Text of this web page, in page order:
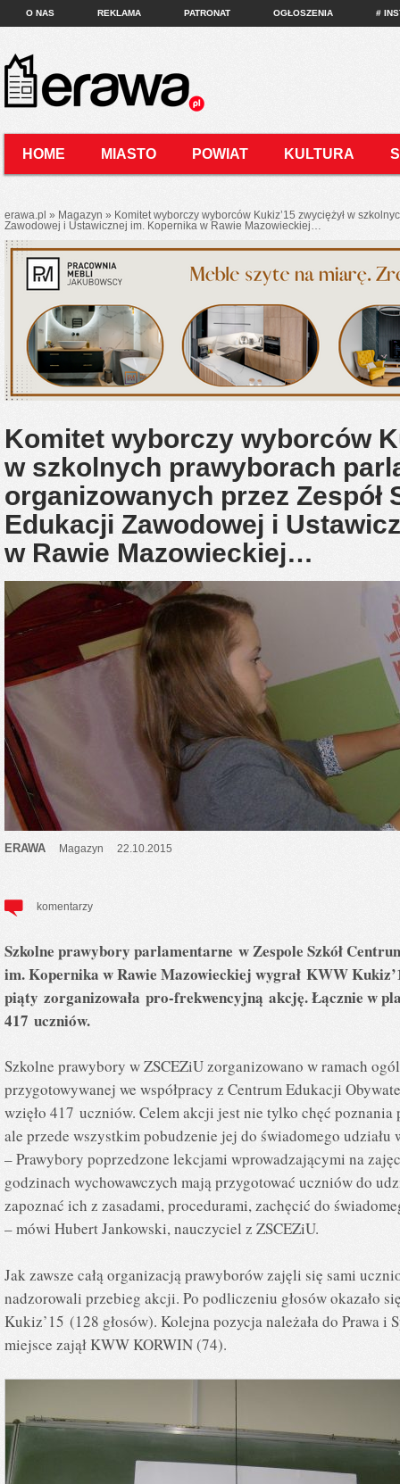
O NAS REKLAMA PATRONAT OGŁOSZENIA #
HOME MIASTO POWIAT KULTURA
erawa.pl » Magazyn » Komitet wyborczy wyborców Kukiz’15 zwyciężył w
Zawodowej i Ustawicznej im. Kopernika w Rawie Mazowieckiej…
Komitet wyborczy wyborców
w szkolnych prawyborach
organizowanych przez Zespół
Edukacji Zawodowej i
w Rawie Mazowieckiej…
ERAWA Magazyn 22.10.2015
komentarzy
Szkolne prawybory parlamentarne w Zespole Szkół
im. Kopernika w Rawie Mazowieckiej wygrał KWW
piąty zorganizowała pro-frekwencyjną akcję. Łącznie w
417 uczniów.
Szkolne prawybory w ZSCEZiU zorganizowano w ramach
przygotowywanej we współpracy z Centrum Edukacji
wzięło 417 uczniów. Celem akcji jest nie tylko chęć
ale przede wszystkim pobudzenie jej do świadomego udziału
– Prawybory poprzedzone lekcjami wprowadzającymi na
godzinach wychowawczych mają przygotować uczniów do
zapoznać ich z zasadami, procedurami, zachęcić do
– mówi Hubert Jankowski, nauczyciel z ZSCEZiU.
Jak zawsze całą organizacją prawyborów zajęli się sami
nadzorowali przebieg akcji. Po podliczeniu głosów okazało
Kukiz’15 (128 głosów). Kolejna pozycja należała do Prawa i
miejsce zajął KWW KORWIN (74).